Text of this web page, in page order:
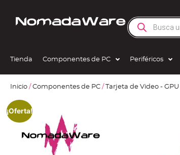
Tienda Componentes de PC Periféricos
Inicio / Componentes de PC / Tarjeta de Video - GPU
¡Oferta!